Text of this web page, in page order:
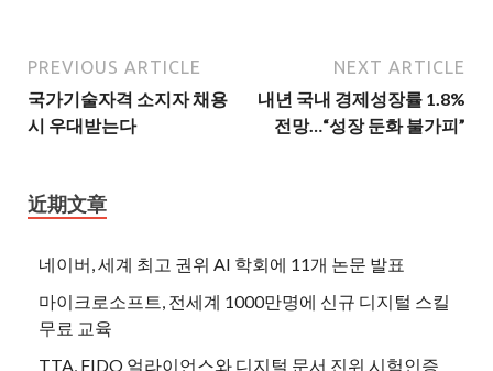
PREVIOUS ARTICLE
국가기술자격 소지자 채용
시 우대받는다
NEXT ARTICLE
내년 국내 경제성장률 1.8%
전망…“성장 둔화 불가피”
近期文章
네이버, 세계 최고 권위 AI 학회에 11개 논문 발표
마이크로소프트, 전세계 1000만명에 신규 디지털 스킬
무료 교육
TTA, FIDO 얼라이언스와 디지털 문서 진위 시험인증